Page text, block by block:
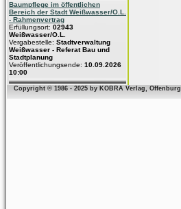
Baumpflege im öffentlichen
Bereich der Stadt Weißwasser/O.L.
- Rahmenvertrag
Erfüllungsort: 02943
Weißwasser/O.L.
Vergabestelle: Stadtverwaltung
Weißwasser - Referat Bau und
Stadtplanung
Veröffentlichungsende: 10.09.2026
10:00
Copyright © 1986 - 2025 by KOBRA Verlag, Offenburg